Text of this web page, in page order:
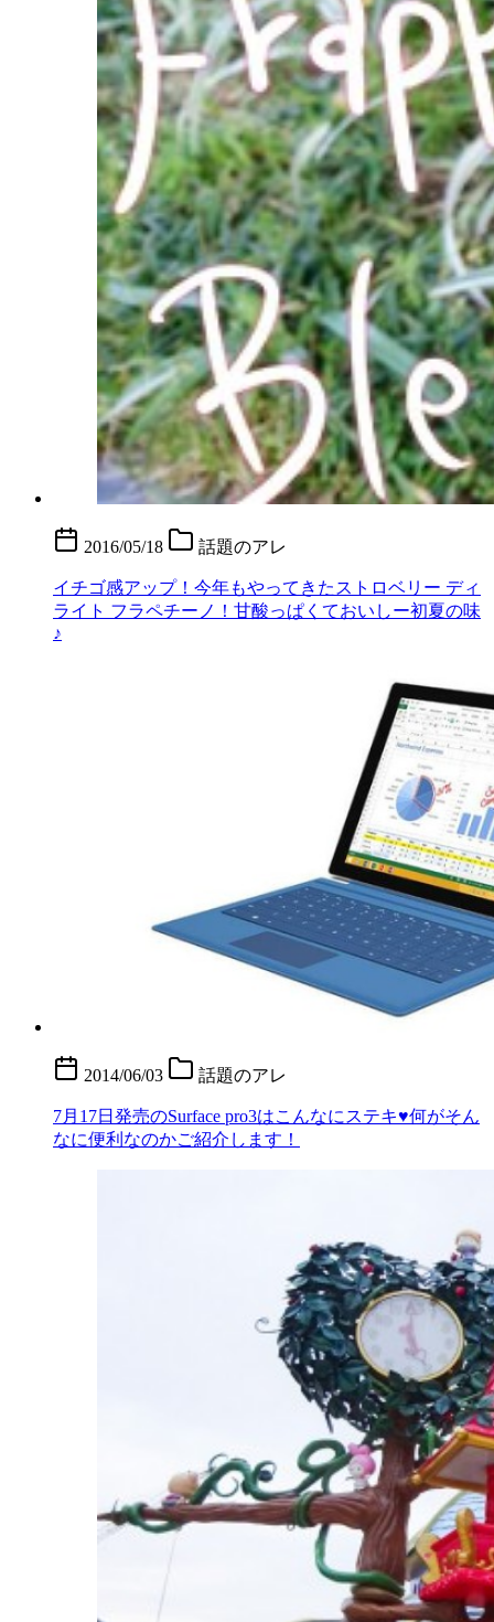
2016/05/18 話題のアレ
イチゴ感アップ！今年もやってきたストロベリー ディ
ライト フラペチーノ！甘酸っぱくておいしー初夏の味
♪
2014/06/03 話題のアレ
7月17日発売のSurface pro3はこんなにステキ♥何がそん
なに便利なのかご紹介します！